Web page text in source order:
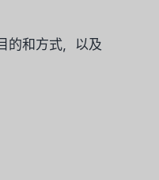
的和方式，以及